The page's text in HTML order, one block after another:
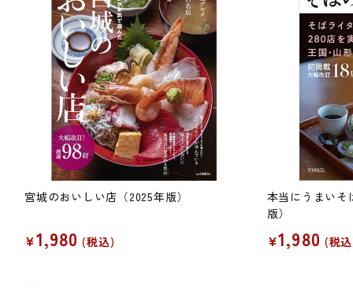
宮城のおいしい店（2025年版）
¥1,980 税込
本当にうまい
版）
¥1,980 税込